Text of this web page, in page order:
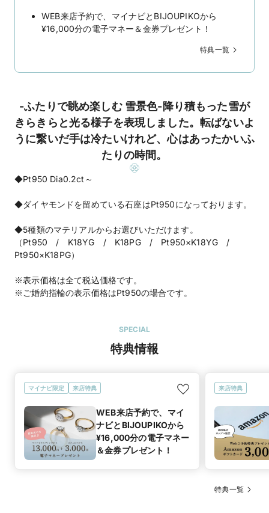
WEB来店予約で、マイナビとBIJOUPIKOから
¥16,000分の電子マネー＆金券プレゼント！
特典一覧
-ふたりで眺め楽しむ 雪景色-降り積もった雪が
きらきらと光る様子を表現しました。転ばないよ
うに繋いだ手は冷たいけれど、心はあったかいふ
たりの時間。
◆Pt950 Dia0.2ct～
◆ダイヤモンドを留めている石座はPt950になっております。
◆5種類のマテリアルからお選びいただけます。
（Pt950 / K18YG / K18PG / Pt950×K18YG /
Pt950×K18PG）
※表示価格は全て税込価格です。
※ご婚約指輪の表示価格はPt950の場合です。
SPECIAL
特典情報
マイナビ限定 来店特典
WEB来店予約で、マイ
ナビとBIJOUPIKOから
¥16,000分の電子マネー
＆金券プレゼント！
来店特典
特典一覧